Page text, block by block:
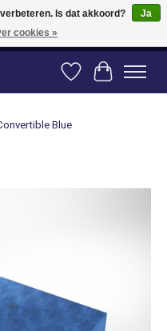
Vanaf 100 euro gratis
Verlanglijst
Blue
Is dat akkoord?
Ja
cookies »